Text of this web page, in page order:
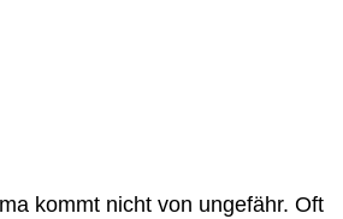
kommt nicht von ungefähr. Oft